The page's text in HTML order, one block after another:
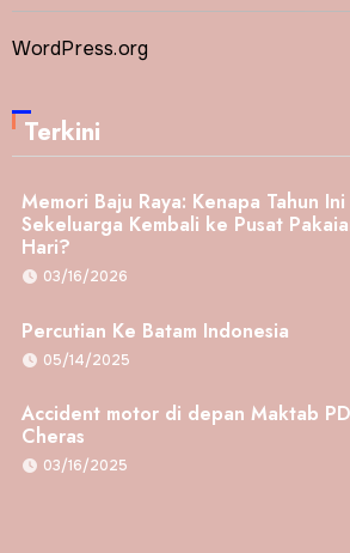
WordPress.org
Terkini
Memori Baju Raya: Kenapa Tahun Ini
Sekeluarga Kembali ke Pusat
Hari?
03/16/2026
Percutian Ke Batam Indonesia
05/14/2025
Accident motor di depan Maktab
Cheras
03/16/2025